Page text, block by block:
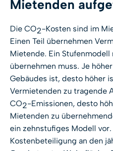
Mietenden
Die CO2-Kosten sind im
Einen Teil übernehmen
Mietende. Ein
übernehmen muss. Je
Gebäudes ist, desto höher
Vermietenden zu tragende
CO2-Emissionen, desto
Mietenden zu
ein zehnstufiges Modell
Kostenbeteiligung an den